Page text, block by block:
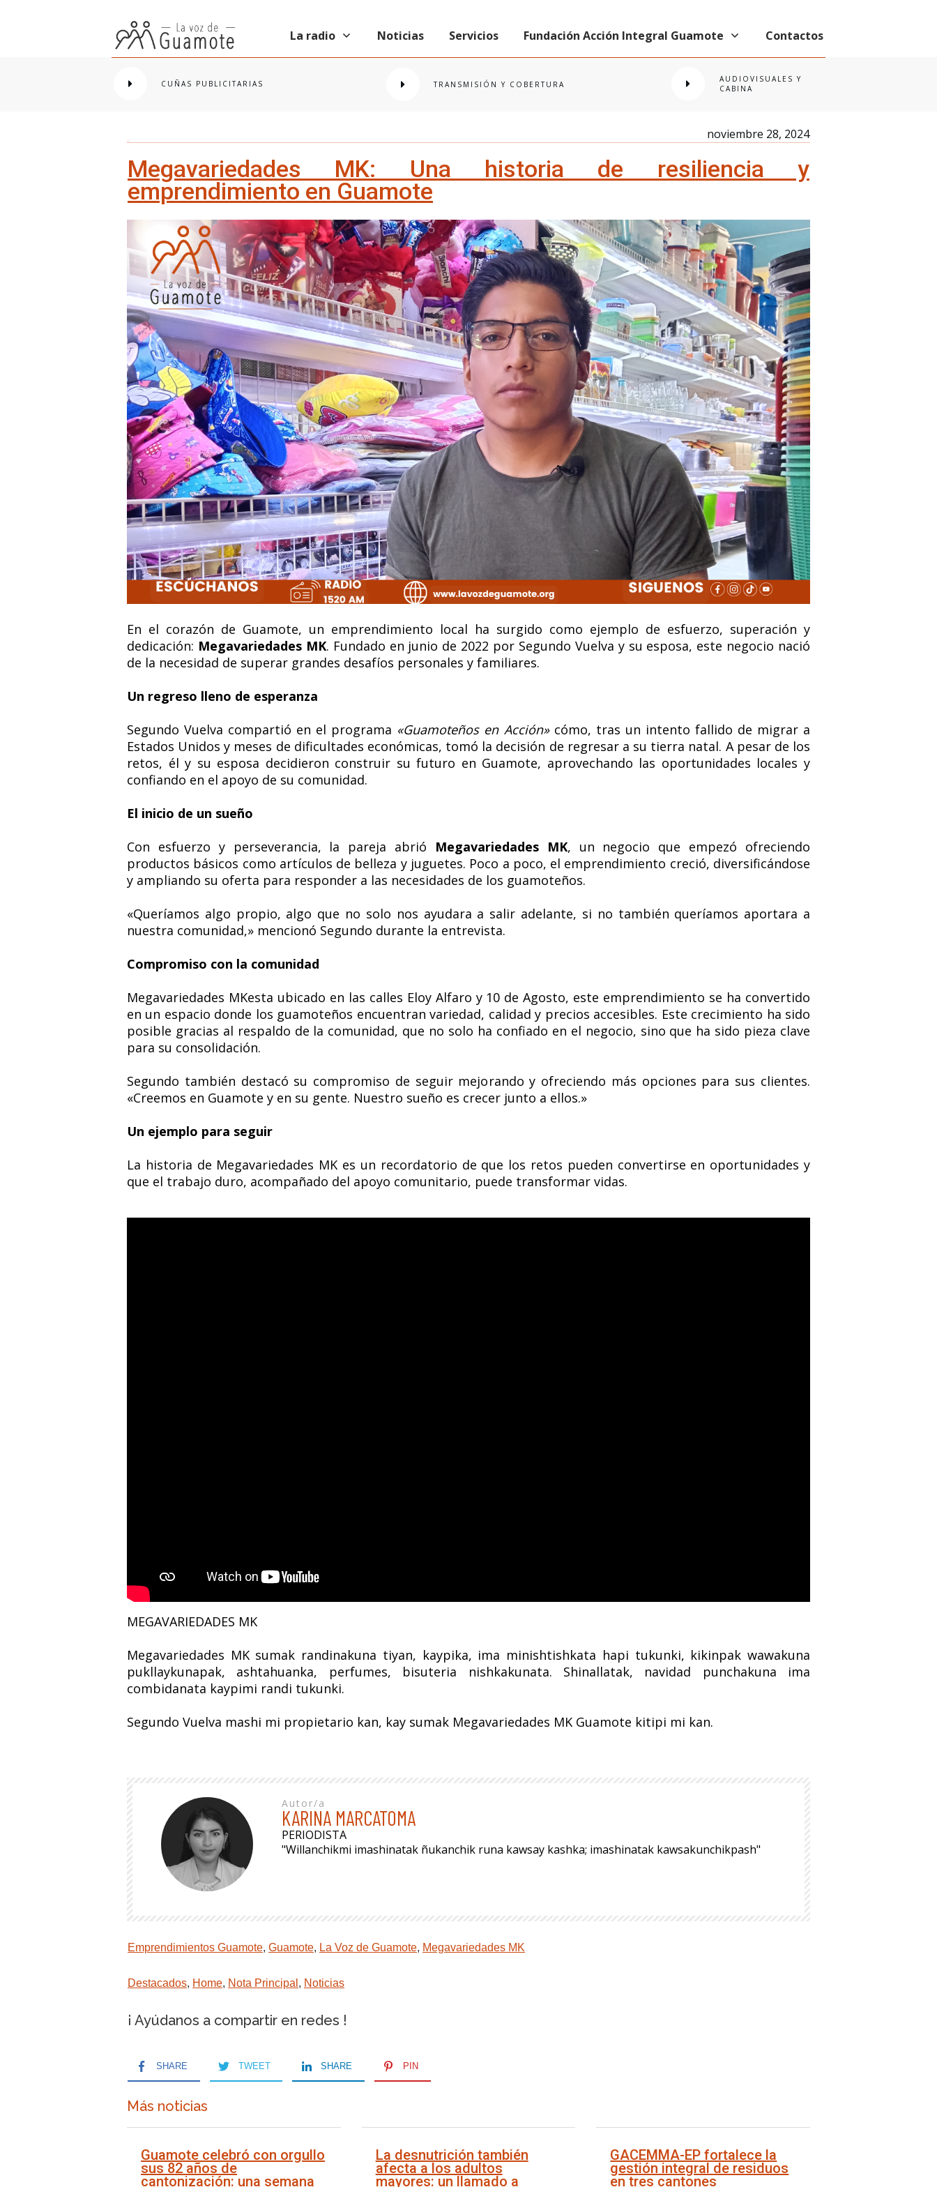
La radio Noticias Servicios Fundación Acción Integral Guamote Contactos
CUÑAS PUBLICITARIAS TRANSMISIÓN Y COBERTURA
AUDIOVISUALES Y
CABINA
noviembre 28, 2024
Megavariedades MK: Una historia de resiliencia y
emprendimiento en Guamote
En el corazón de Guamote, un emprendimiento local ha surgido como ejemplo de esfuerzo, superación y
dedicación: Megavariedades MK. Fundado en junio de 2022 por Segundo Vuelva y su esposa, este negocio nació
de la necesidad de superar grandes desafíos personales y familiares.
Un regreso lleno de esperanza
Segundo Vuelva compartió en el programa «Guamoteños en Acción»cómo, tras un intento fallido de migrar a
Estados Unidos y meses de dificultades económicas, tomó la decisión de regresar a su tierra natal. A pesar de los
retos, él y su esposa decidieron construir su futuro en Guamote, aprovechando las oportunidades locales y
confiando en el apoyo de su comunidad.
El inicio de un sueño
Con esfuerzo y perseverancia, la pareja abrió Megavariedades MK, un negocio que empezó ofreciendo
productos básicos como artículos de belleza y juguetes. Poco a poco, el emprendimiento creció, diversificándose
y ampliando su oferta para responder a las necesidades de los guamoteños.
«Queríamos algo propio, algo que no solo nos ayudara a salir adelante, si no también queríamos aportara a
nuestra comunidad,» mencionó Segundo durante la entrevista.
Compromiso con la comunidad
Megavariedades MKesta ubicado en las calles Eloy Alfaro y 10 de Agosto, este emprendimiento se ha convertido
en un espacio donde los guamoteños encuentran variedad, calidad y precios accesibles. Este crecimiento ha sido
posible gracias al respaldo de la comunidad, que no solo ha confiado en el negocio, sino que ha sido pieza clave
para su consolidación.
Segundo también destacó su compromiso de seguir mejorando y ofreciendo más opciones para sus clientes.
«Creemos en Guamote y en su gente. Nuestro sueño es crecer junto a ellos.»
Un ejemplo para seguir
La historia de Megavariedades MK es un recordatorio de que los retos pueden convertirse en oportunidades y
que el trabajo duro, acompañado del apoyo comunitario, puede transformar vidas.
MEGAVARIEDADES MK
Megavariedades MK sumak randinakuna tiyan, kaypika, ima minishtishkata hapi tukunki, kikinpak wawakuna
pukllaykunapak, ashtahuanka, perfumes, bisuteria nishkakunata. Shinallatak, navidad punchakuna ima
combidanata kaypimi randi tukunki.
Segundo Vuelva mashi mi propietario kan, kay sumak Megavariedades MK Guamote kitipi mi kan.
Autor/a
KARINA MARCATOMA
PERIODISTA
"Willanchikmi imashinatak ñukanchik runa kawsay kashka; imashinatak kawsakunchikpash"
Emprendimientos Guamote, Guamote, La Voz de Guamote, Megavariedades MK
Destacados, Home, Nota Principal , Noticias
¡ Ayúdanos a compartir en redes !
SHARE TWEET SHARE PIN
Más noticias
Guamote celebró con orgullo
sus 82 años de
cantonización: una semana
La desnutrición también
afecta a los adultos
mayores: un llamado a
GACEMMA-EP fortalece la
gestión integral de residuos
en tres cantones